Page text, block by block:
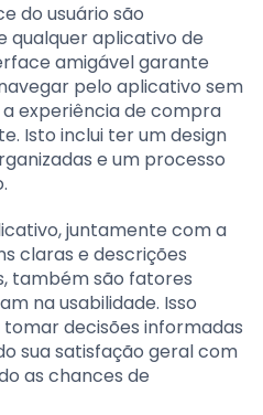
do usuário são
qualquer aplicativo de
amigável garante
pelo aplicativo sem
experiência de compra
Isto inclui ter um design
e um processo
juntamente com a
claras e descrições
também são fatores
na usabilidade. Isso
decisões informadas
sua satisfação geral com
as chances de